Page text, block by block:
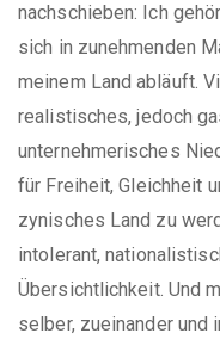
nachschieben: Ich
sich in zunehmenden
meinem Land abläuft.
realistisches, jedoch
unternehmerisches
für Freiheit, Gleichheit
zynisches Land zu
intolerant,
Übersichtlichkeit. Und
selber, zueinander und